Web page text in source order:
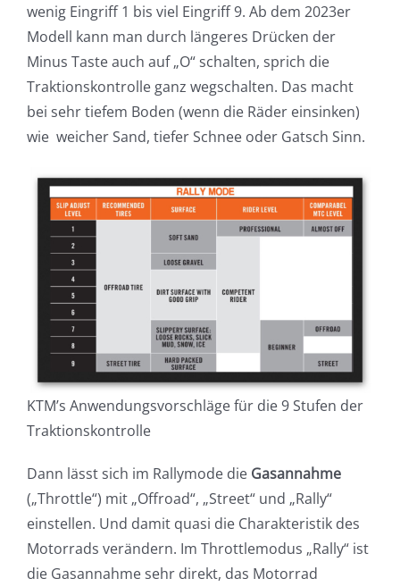
wenig Eingriff 1 bis viel Eingriff 9. Ab dem 2023er
Modell kann man durch längeres Drücken der
Minus Taste auch auf „O“ schalten, sprich die
Traktionskontrolle ganz wegschalten. Das macht
bei sehr tiefem Boden (wenn die Räder einsinken)
wie weicher Sand, tiefer Schnee oder Gatsch Sinn.
KTM’s Anwendungsvorschläge für die 9 Stufen der
Traktionskontrolle
Dann lässt sich im Rallymode die Gasannahme
(„Throttle“) mit „Offroad“, „Street“ und „Rally“
einstellen. Und damit quasi die Charakteristik des
Motorrads verändern. Im Throttlemodus „Rally“ ist
die Gasannahme sehr direkt, das Motorrad